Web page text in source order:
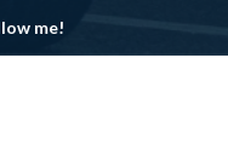
me!